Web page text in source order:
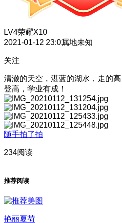
LV4荣耀X10
2021-01-12 23:01属地未知
关注
清澈的天空，湛蓝的湖水，走的
登高，学业有成！
随手拍了拍
234阅读
推荐阅读
艳丽夏荷